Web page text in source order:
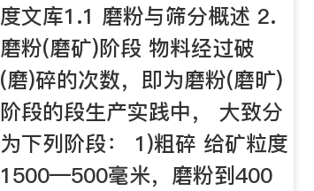
度文库1.1 磨粉与筛分概述 2.
磨粉(磨矿)阶段 物料经过破
(磨)碎的次数，即为磨粉(磨旷)
阶段的段生产实践中， 大致分
为下列阶段： 1)粗碎 给矿粒度
1500—500毫米，磨粉到400